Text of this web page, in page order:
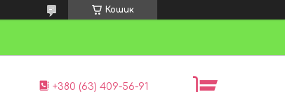
Кошик
+380 (63) 409-56-91